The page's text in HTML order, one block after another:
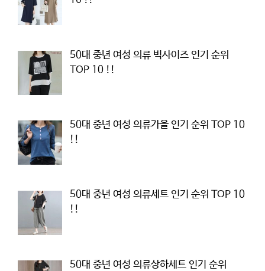
50대 중년 여성 의류 빅사이즈 인기 순위
TOP 10 !!
50대 중년 여성 의류가을 인기 순위 TOP 10
!!
50대 중년 여성 의류세트 인기 순위 TOP 10
!!
50대 중년 여성 의류상하세트 인기 순위